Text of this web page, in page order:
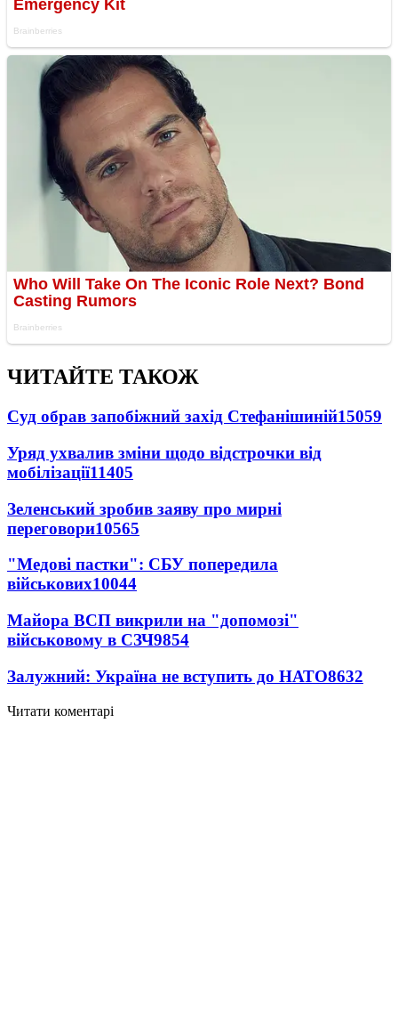
ЧИТАЙТЕ ТАКОЖ
Суд обрав запобіжний захід Стефанішиній15059
Уряд ухвалив зміни щодо відстрочки від
мобілізації11405
Зеленський зробив заяву про мирні
переговори10565
"Медові пастки": СБУ попередила
військових10044
Майора ВСП викрили на "допомозі"
військовому в СЗЧ9854
Залужний: Україна не вступить до НАТО8632
Читати коментарі